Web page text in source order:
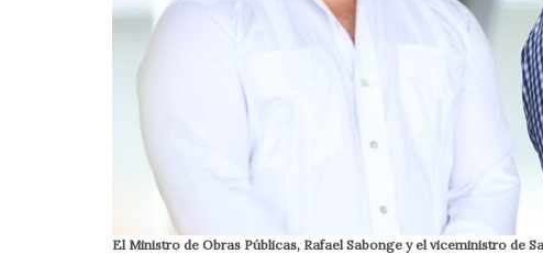
El Ministro de Obras Públicas, Rafael Sabonge y el viceministro de